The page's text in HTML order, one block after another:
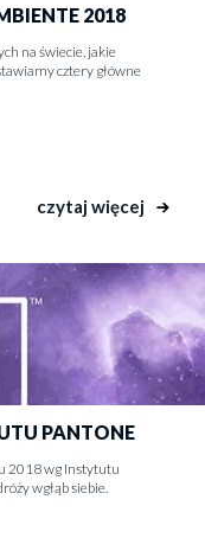
2018
na świecie, jakie
cztery główne
czytaj więcej
PANTONE
2018 wg Instytutu
wgłąb siebie.